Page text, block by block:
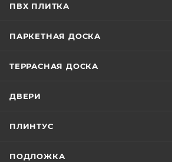
ПВХ ПЛИТКА
ПАРКЕТНАЯ ДОСКА
ТЕРРАСНАЯ ДОСКА
ДВЕРИ
ПЛИНТУС
ПОДЛОЖКА